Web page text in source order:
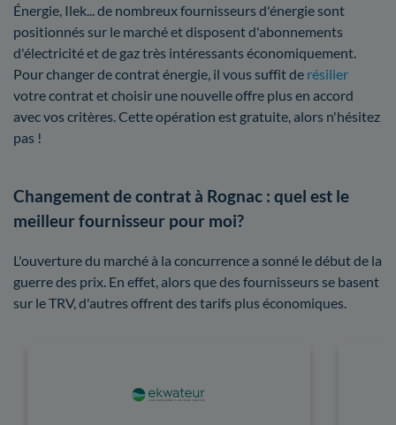
Énergie, Ilek... de nombreux fournisseurs d'énergie sont
positionnés sur le marché et disposent d'abonnements
d'électricité et de gaz très intéressants économiquement.
Pour changer de contrat énergie, il vous suffit de résilier
votre contrat et choisir une nouvelle offre plus en accord
avec vos critères. Cette opération est gratuite, alors n'hésitez
pas !
Changement de contrat à Rognac : quel est le
meilleur fournisseur pour moi?
L'ouverture du marché à la concurrence a sonné le début de la
guerre des prix. En effet, alors que des fournisseurs se basent
sur le TRV, d'autres offrent des tarifs plus économiques.